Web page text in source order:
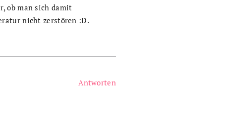
ob man sich damit
nicht zerstören :D.
Antworten